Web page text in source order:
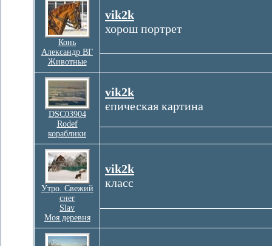
Конь
Александр ВГ
Животные
vik2k
хорош портрет
DSC03904
Rodef
кораблики
vik2k
єпическая картина
Утро. Свежий
снег
Slav
Моя деревня
vik2k
класс